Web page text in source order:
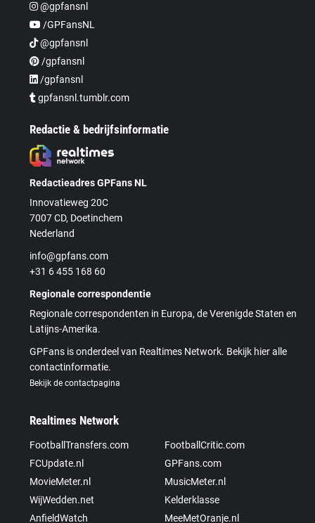
@gpfansnl
/GPFansNL
@gpfansnl
/gpfansnl
/gpfansnl
gpfansnl.tumblr.com
Redactie & bedrijfsinformatie
Redactieadres GPFans NL
Innovatieweg 20C
7007 CD, Doetinchem
Nederland
info@gpfans.com
+31 6 455 168 60
Regionale correspondentie
Regionale correspondenten in Europa, de Verenigde Staten en
Latijns-Amerika.
GPFans is onderdeel van Realtimes Network. Bekijk hier alle
contactinformatie.
Bekijk de contactpagina
Realtimes Network
FootballTransfers.com
FootballCritic.com
FCUpdate.nl
GPFans.com
MovieMeter.nl
MusicMeter.nl
WijWedden.net
Kelderklasse
AnfieldWatch
MeeMetOranje.nl